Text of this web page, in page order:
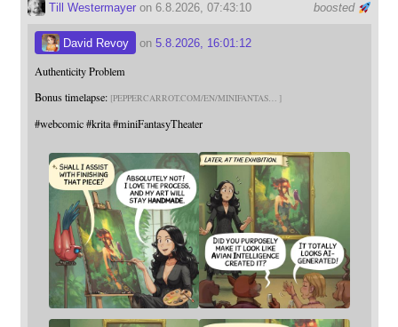
boosted
Till Westermayeron 6.8.2026, 07:43:10
David Revoy on 5.8.2026, 16:01:12
Authenticity Problem
Bonus timelapse: PEPPERCARROT.COM/EN/MINIFANTAS
#webcomic #krita #miniFantasyTheater